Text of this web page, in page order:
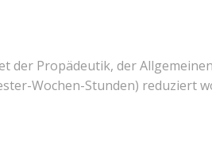
der Propädeutik, der
Wochen-Stunden) reduziert